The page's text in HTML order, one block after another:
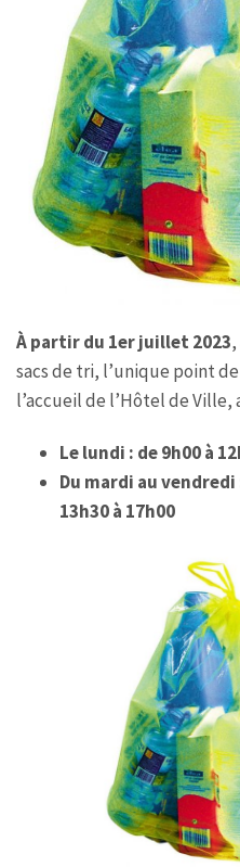
À partir du 1er juillet 2023
sacs de tri, l’unique point
l’accueil de l’Hôtel de Ville,
Le lundi : de 9h00 à
Du mardi au vendredi
13h30 à 17h00